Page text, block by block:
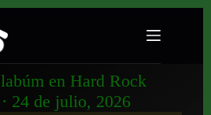
en Hard Rock
24 de julio, 2026